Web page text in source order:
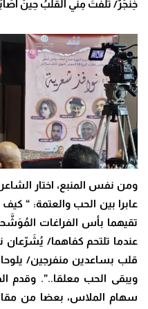
خِنْجَرٌ/ تَلَفَّتَ مِنِّي القَلْبُ حِينَ
ومن نفس المنبع، اختار
عابرا بين الحب والعتمة: “ كيف
تقيهما بأس الفراغات
عندما تلتحم كفاهما/
قلب بساعدين منفرجين/
ويبقى الحب معلقا..”. وقدم
سهام الملاس، بعضا من